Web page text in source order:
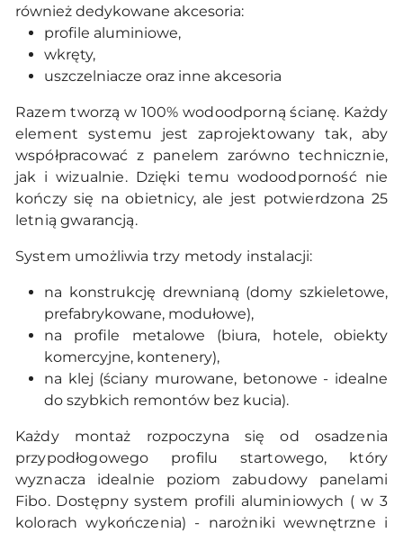
również dedykowane akcesoria:
profile aluminiowe,
wkręty,
uszczelniacze oraz inne akcesoria
Razem tworzą w 100% wodoodporną ścianę. Każdy
element systemu jest zaprojektowany tak, aby
współpracować z panelem zarówno technicznie,
jak i wizualnie. Dzięki temu wodoodporność nie
kończy się na obietnicy, ale jest potwierdzona 25
letnią gwarancją.
System umożliwia trzy metody instalacji:
na konstrukcję drewnianą (domy szkieletowe,
prefabrykowane, modułowe),
na profile metalowe (biura, hotele, obiekty
komercyjne, kontenery),
na klej (ściany murowane, betonowe - idealne
do szybkich remontów bez kucia).
Każdy montaż rozpoczyna się od osadzenia
przypodłogowego profilu startowego, który
wyznacza idealnie poziom zabudowy panelami
Fibo. Dostępny system profili aluminiowych ( w 3
kolorach wykończenia) - narożniki wewnętrzne i